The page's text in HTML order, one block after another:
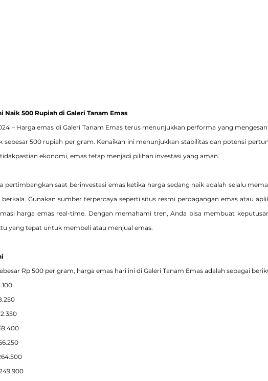
Naik 500 Rupiah di Galeri Tanam Emas
– Harga emas di Galeri Tanam Emas terus menunjukkan performa yang
sebesar 500 rupiah per gram. Kenaikan ini menunjukkan stabilitas dan potensi
ekonomi, emas tetap menjadi pilihan investasi yang aman.
pertimbangkan saat berinvestasi emas ketika harga sedang naik adalah selalu
berkala. Gunakan sumber terpercaya seperti situs resmi perdagangan emas atau
harga emas real-time. Dengan memahami tren, Anda bisa membuat
yang tepat untuk membeli atau menjual emas.
Rp 500 per gram, harga emas hari ini di Galeri Tanam Emas adalah sebagai